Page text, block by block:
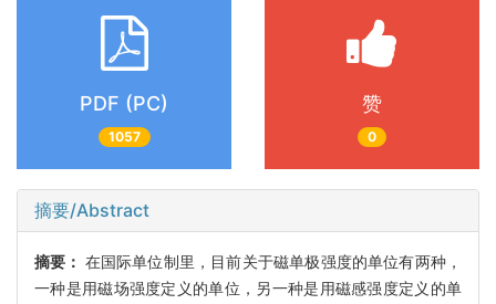
PDF (PC)
1057
赞
0
摘要/Abstract
摘要： 在国际单位制里，目前关于磁单极强度的单位有两种，
一种是用磁场强度定义的单位，另一种是用磁感强度定义的单